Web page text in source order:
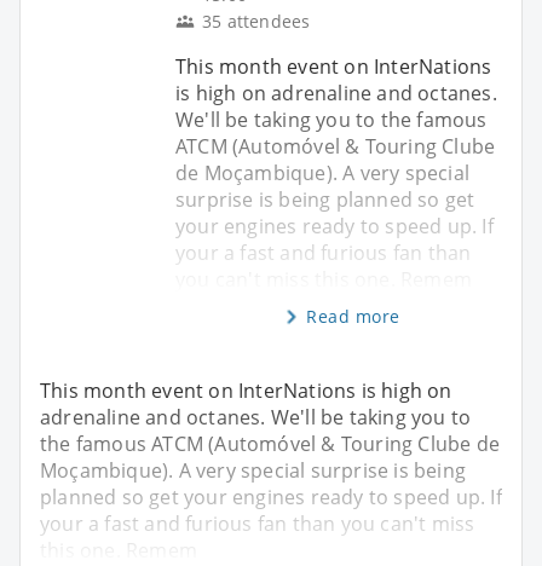
35 attendees
This month event on InterNations
is high on adrenaline and octanes.
We'll be taking you to the famous
ATCM (Automóvel & Touring Clube
de Moçambique). A very special
surprise is being planned so get
your engines ready to speed up. If
your a fast and furious fan than
Read more
This month event on InterNations is high on
adrenaline and octanes. We'll be taking you to
the famous ATCM (Automóvel & Touring Clube de
Moçambique). A very special surprise is being
planned so get your engines ready to speed up. If
your a fast and furious fan than you can't miss
this one. Remem